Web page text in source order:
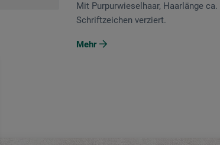
Mit Purpurwieselhaar, Haarlänge
Schriftzeichen verziert.
Mehr